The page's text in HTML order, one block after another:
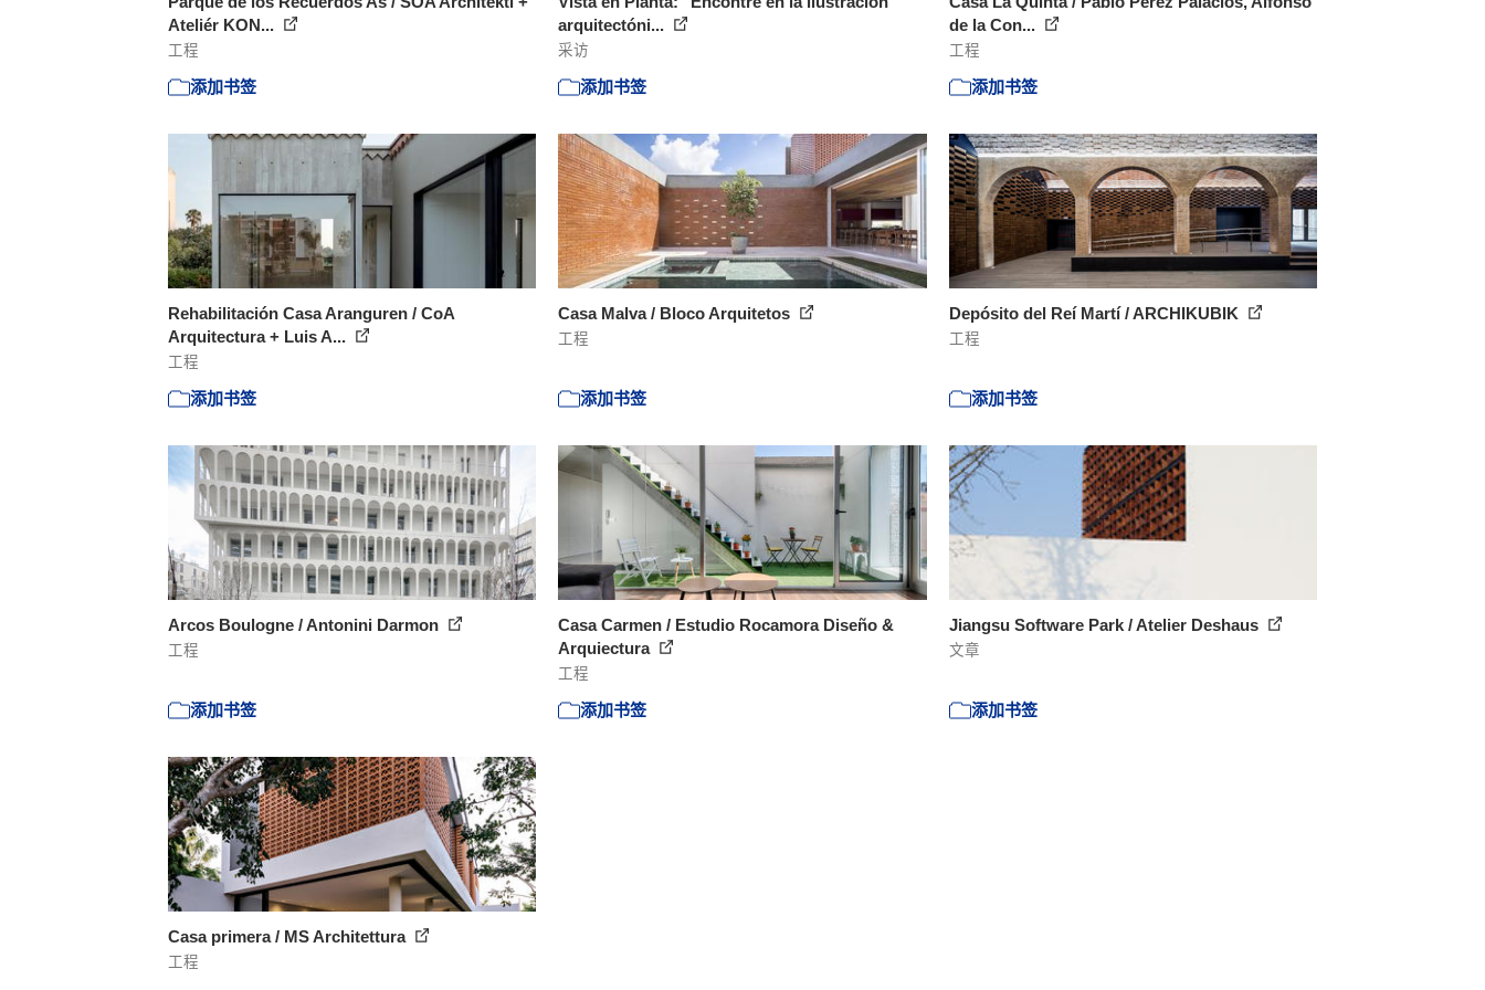
Ateliér KON...
工程
添加书签
arquitectóni...
采访
添加书签
de la Con...
工程
添加书签
Rehabilitación Casa Aranguren / CoA
Arquitectura + Luis A...
工程
添加书签
Casa Malva / Bloco Arquitetos
工程
添加书签
Depósito del Reí Martí / ARCHIKUBIK
工程
添加书签
Arcos Boulogne / Antonini Darmon
工程
添加书签
Casa Carmen / Estudio Rocamora Diseño &
Arquiectura
工程
添加书签
Jiangsu Software Park / Atelier Deshaus
文章
添加书签
Casa primera / MS Architettura
工程